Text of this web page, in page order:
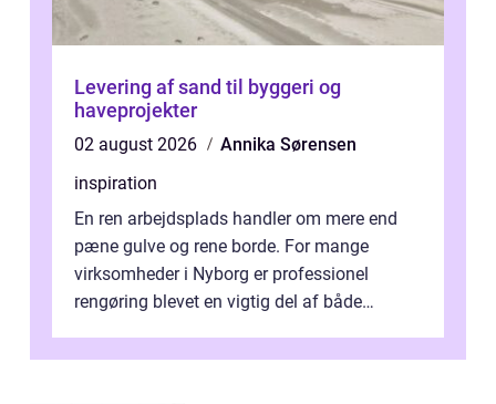
Levering af sand til byggeri og
haveprojekter
02 august 2026
Annika Sørensen
inspiration
En ren arbejdsplads handler om mere end
pæne gulve og rene borde. For mange
virksomheder i Nyborg er professionel
rengøring blevet en vigtig del af både
samlede ...